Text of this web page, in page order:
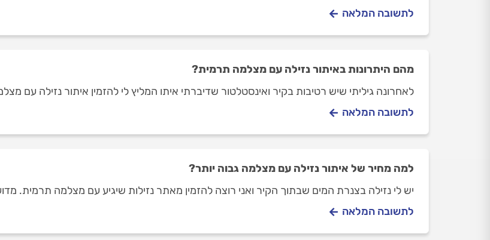
לתשובה המלאה
מהם היתרונות באיתור נזילה עם מצלמה תרמית?
לאחרונה גיליתי שיש רטיבות בקיר ואינסטלטור שדיברתי איתו המליץ לי להזמין איתור נזילה עם
לתשובה המלאה
למה מחיר של איתור נזילה עם מצלמה גבוה יותר?
יש לי נזילה בצנרת המים שבתוך הקיר ואני רוצה להזמין מאתר נזילות שיגיע עם מצלמה תרמית.
לתשובה המלאה